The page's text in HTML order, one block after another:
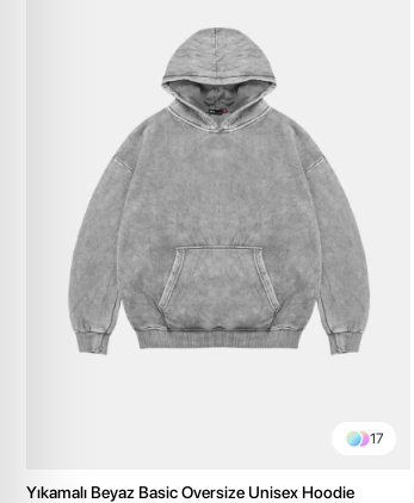
17
Yıkamalı Beyaz Basic Oversize Unisex Hoodie